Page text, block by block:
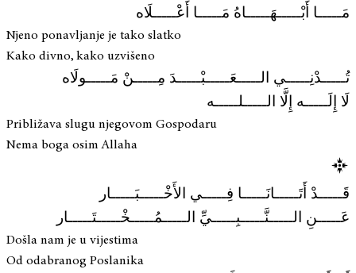
مَـــــا أَبْـــــهَـــــاهُ مَـــــا أَعْـــــلَاه
Njeno ponavljanje je tako slatko
Kako divno, kako uzvišeno
تُـــــدْنِـــــي الـــــعَـــــبْـــــدَ مِـــــنْ مَـــــولَاه
لَا إِلَـــــه إِلَّا الـــــلـــــه
Približava slugu njegovom Gospodaru
Nema boga osim Allaha
قَـــــدْ أَتَـــــانَـــــا فِـــــي الأَخْـــــبَـــــار
عَـــــنِ الـــــنَّـــــبِـــــيِّ الـــــمُـــــخْـــــتَـــــار
Došla nam je u vijestima
Od odabranog Poslanika